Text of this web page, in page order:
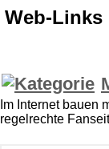
Web-Links
Im Internet bauen
regelrechte